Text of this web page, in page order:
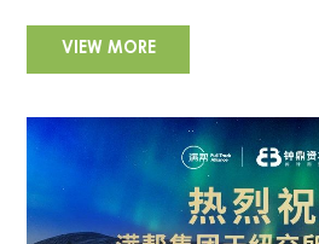
VIEW MORE